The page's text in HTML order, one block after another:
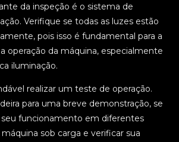
da inspeção é o sistema de
Verifique se todas as luzes estão
pois isso é fundamental para a
operação da máquina, especialmente
iluminação.
realizar um teste de operação.
para uma breve demonstração, se
seu funcionamento em diferentes
sob carga e verificar sua